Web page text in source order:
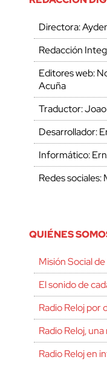
Directora:
Redacción
Editores web:
Acuña
Traductor:
Desarrollador:
Informático:
Redes
QUIÉNES
Misión Social
El sonido de
Radio Reloj por
Radio Reloj,
Radio Reloj en